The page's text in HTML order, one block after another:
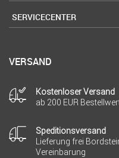
SERVICECENTER
VERSAND
Kostenloser Versand
ab 200 EUR
Speditionsversand
Lieferung frei
Vereinbarung